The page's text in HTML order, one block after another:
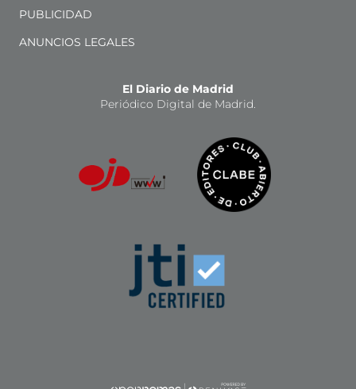
PUBLICIDAD
ANUNCIOS LEGALES
El Diario de Madrid
Periódico Digital de Madrid.